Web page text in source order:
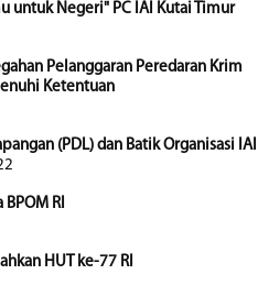
untuk Negeri" PC IAI Kutai Timur
Pelanggaran Peredaran Krim
Ketentuan
(PDL) dan Batik Organisasi IAI
RI
HUT ke-77 RI